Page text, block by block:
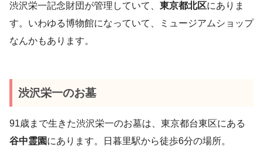
渋沢栄一記念財団が管理していて、 東京都北区にありま
す。いわゆる博物館になっていて、ミュージアムショップ
なんかもあります。
渋沢栄一のお墓
91歳まで生きた渋沢栄一のお墓は、東京都台東区にある
谷中霊園にあります。日暮里駅から徒歩6分の場所。